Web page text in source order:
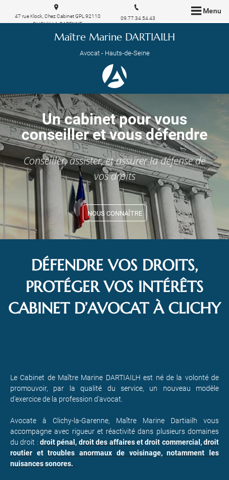
Menu
Maître Marine DARTIAILH
Avocat - Hauts-de-Seine
47 rue Klock, Chez Cabinet GPL 92110
CLICHY-LA-GARENNE
09.77.34.54.43
Un cabinet pour vous
conseiller et vous défendre
Conseiller, assister, et assurer la défense de
vos droits
NOUS CONNAÎTRE
DÉFENDRE VOS DROITS,
PROTÉGER VOS INTÉRÊTS
CABINET D’AVOCAT À CLICHY
Le Cabinet de Maître Marine DARTIAILH est né de la volonté de
promouvoir, par la qualité du service, un nouveau modèle
d'exercice de la profession d'avocat.
Avocate à Clichy-la-Garenne, Maître Marine Dartiailh vous
accompagne avec rigueur et réactivité dans plusieurs domaines
du droit : droit pénal , droit des affaireset droit commercial ,droit
routier ettroubles anormaux de voisinage, notamment les
nuisances sonores.